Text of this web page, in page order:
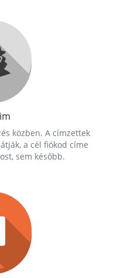
közben. A címzettek
a cél fiókod címe
sem később.